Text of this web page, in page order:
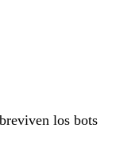
los bots